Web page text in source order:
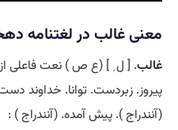
معنی غالب در لغتنامه
غالب. [ ل ِ ] (ع ص ) نعت فاعلی از
پیروز. زبردست. توانا. خداوند
(آنندراج ). پیش آمده. (آنندراج ) :